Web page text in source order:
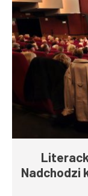
Nadchodzi